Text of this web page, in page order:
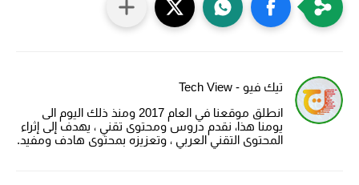
تيك فيو - Tech View
انطلق موقعنا في العام 2017 ومنذ ذلك اليوم الى
يومنا هذا، نقدم دروس ومحتوى تقني ، يهدف إلى إثراء
المحتوى التقني العربي ، وتعزيزه بمحتوى هادف ومفيد.